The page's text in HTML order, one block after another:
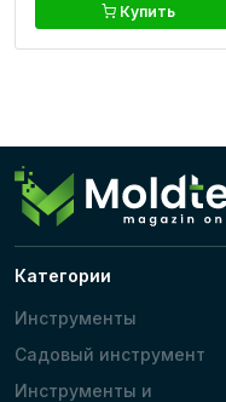
Купить
Категории
Инструменты
Садовый инструмент
Инструменты и